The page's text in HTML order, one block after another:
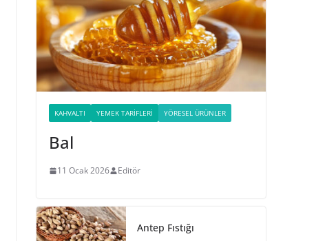
KAHVALTI YEMEK TARIFLERI YÖRESEL ÜRÜNLER
Bal
11 Ocak 2026 Editör
Antep Fıstığı